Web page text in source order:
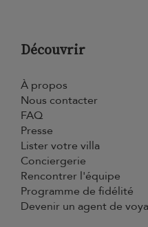
Découvrir
À propos
Nous contacter
FAQ
Presse
Lister votre villa
Conciergerie
Rencontrer l'équipe
Programme de fidélité
Devenir un agent de